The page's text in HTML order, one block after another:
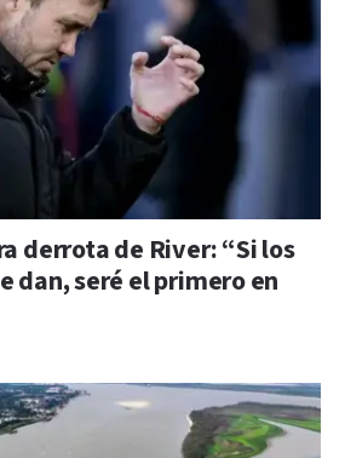
derrota de River: “Si los
dan, seré el primero en